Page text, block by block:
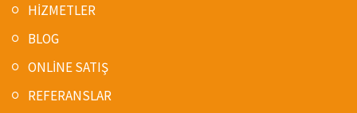
HİZMETLER
BLOG
ONLİNE SATIŞ
REFERANSLAR